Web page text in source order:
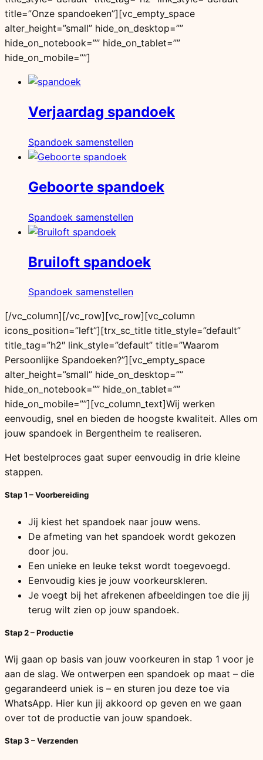
title=”Onze spandoeken”][vc_empty_space
alter_height=”small” hide_on_desktop=””
hide_on_notebook=”” hide_on_tablet=””
hide_on_mobile=””]
Verjaardag spandoek
Spandoek samenstellen
Geboorte spandoek
Spandoek samenstellen
Bruiloft spandoek
Spandoek samenstellen
[/vc_column][/vc_row][vc_row][vc_column
icons_position=”left”][trx_sc_title title_style=”default”
title_tag=”h2″ link_style=”default” title=”Waarom
Persoonlijke Spandoeken?”][vc_empty_space
alter_height=”small” hide_on_desktop=””
hide_on_notebook=”” hide_on_tablet=””
hide_on_mobile=””][vc_column_text]Wij werken
eenvoudig, snel en bieden de hoogste kwaliteit. Alles om
jouw spandoek in Bergentheim te realiseren.
Het bestelproces gaat super eenvoudig in drie kleine
stappen.
Stap 1 – Voorbereiding
Jij kiest het spandoek naar jouw wens.
De afmeting van het spandoek wordt gekozen
door jou.
Een unieke en leuke tekst wordt toegevoegd.
Eenvoudig kies je jouw voorkeurskleren.
Je voegt bij het afrekenen afbeeldingen toe die jij
terug wilt zien op jouw spandoek.
Stap 2 – Productie
Wij gaan op basis van jouw voorkeuren in stap 1 voor je
aan de slag. We ontwerpen een spandoek op maat – die
gegarandeerd uniek is – en sturen jou deze toe via
WhatsApp. Hier kun jij akkoord op geven en we gaan
over tot de productie van jouw spandoek.
Stap 3 – Verzenden